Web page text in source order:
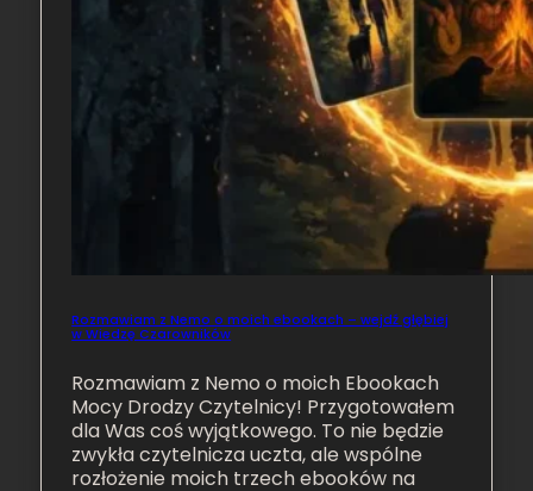
Rozmawiam z Nemo o moich ebookach – wejdź głębiej
w Wiedzę Czarowników
Rozmawiam z Nemo o moich Ebookach
Mocy Drodzy Czytelnicy! Przygotowałem
dla Was coś wyjątkowego. To nie będzie
zwykła czytelnicza uczta, ale wspólne
rozłożenie moich trzech ebooków na